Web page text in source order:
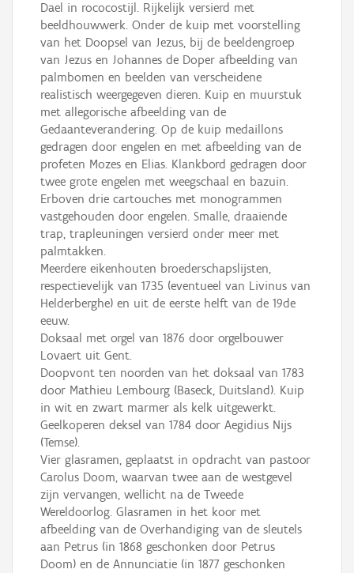
Dael in rococostijl. Rijkelijk versierd met
beeldhouwwerk. Onder de kuip met voorstelling
van het Doopsel van Jezus, bij de beeldengroep
van Jezus en Johannes de Doper afbeelding van
palmbomen en beelden van verscheidene
realistisch weergegeven dieren. Kuip en muurstuk
met allegorische afbeelding van de
Gedaanteverandering. Op de kuip medaillons
gedragen door engelen en met afbeelding van de
profeten Mozes en Elias. Klankbord gedragen door
twee grote engelen met weegschaal en bazuin.
Erboven drie cartouches met monogrammen
vastgehouden door engelen. Smalle, draaiende
trap, trapleuningen versierd onder meer met
palmtakken.
Meerdere eikenhouten broederschapslijsten,
respectievelijk van 1735 (eventueel van Livinus van
Helderberghe) en uit de eerste helft van de 19de
eeuw.
Doksaal met orgel van 1876 door orgelbouwer
Lovaert uit Gent.
Doopvont ten noorden van het doksaal van 1783
door Mathieu Lembourg (Baseck, Duitsland). Kuip
in wit en zwart marmer als kelk uitgewerkt.
Geelkoperen deksel van 1784 door Aegidius Nijs
(Temse).
Vier glasramen, geplaatst in opdracht van pastoor
Carolus Doom, waarvan twee aan de westgevel
zijn vervangen, wellicht na de Tweede
Wereldoorlog. Glasramen in het koor met
afbeelding van de Overhandiging van de sleutels
aan Petrus (in 1868 geschonken door Petrus
Doom) en de Annunciatie (in 1877 geschonken